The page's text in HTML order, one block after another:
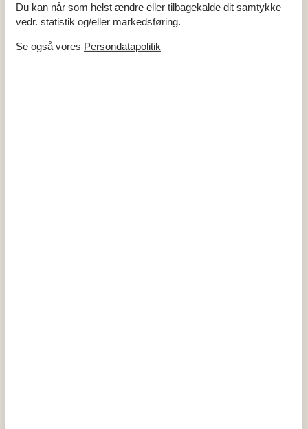
Afstand til fiskemulighed 600 m
Afstand til indkøb 3,9 km
Nærmeste by 4,4 km
Nærmeste restaurant
4,4 km
Du kan når som helst ændre eller tilbagekalde dit samtykke
vedr. statistik og/eller markedsføring.
Se også vores Persondatapolitik